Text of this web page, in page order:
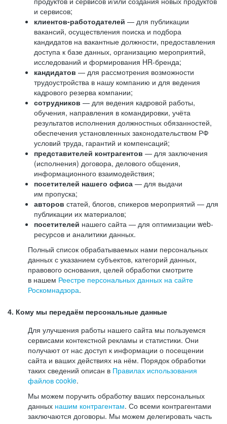
и сервисов;
клиентов-работодателей — для публикации
вакансий, осуществления поиска и подбора
кандидатов на вакантные должности, предоставления
доступа к базе данных, организацию мероприятий,
исследований и формирования HR-бренда;
кандидатов — для рассмотрения возможности
трудоустройства в нашу компанию и для ведения
кадрового резерва компании;
сотрудников — для ведения кадровой работы,
обучения, направления в командировки, учёта
результатов исполнения должностных обязанностей,
обеспечения установленных законодательством РФ
условий труда, гарантий и компенсаций;
представителей контрагентов — для заключения
(исполнения) договора, делового общения,
информационного взаимодействия;
посетителей нашего офиса — для выдачи
им пропуска;
авторов статей, блогов, спикеров мероприятий — для
публикации их материалов;
посетителей нашего сайта — для оптимизации web-
ресурсов и аналитики данных.
Полный список обрабатываемых нами персональных
данных с указанием субъектов, категорий данных,
правового основания, целей обработки смотрите
в нашем Реестре персональных данных на сайте
Роскомнадзора.
4. Кому мы передаём персональные данные
Для улучшения работы нашего сайта мы пользуемся
сервисами контекстной рекламы и статистики. Они
получают от нас доступ к информации о посещении
сайта и ваших действиях на нём. Порядок обработки
таких сведений описан в Правилах использования
файлов cookie.
Мы можем поручить обработку ваших персональных
данных нашим контрагентам. Со всеми контрагентами
заключаются договоры. Мы можем делегировать часть